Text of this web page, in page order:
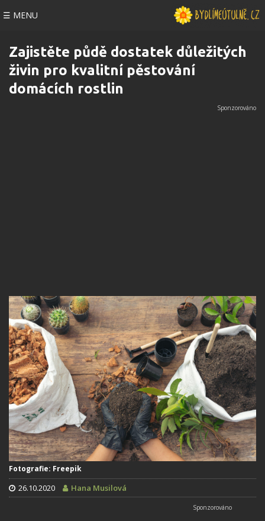
☰ MENU
Zajistěte půdě dostatek důležitých
živin pro kvalitní pěstování
domácích rostlin
Fotografie: Freepik
26.10.2020 Hana Musilová